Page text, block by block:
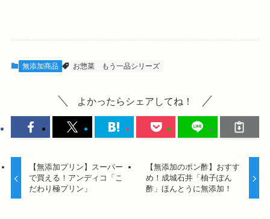
無添加商品 お惣菜 もう一品シリーズ
よかったらシェアしてね！
【無添加プリン】スーパー
で買える！アンディコ「こ
だわり極プリン」
【無添加のポン酢】おすす
め！成城石井「柚子ぽん
酢」ほんとうに無添加！